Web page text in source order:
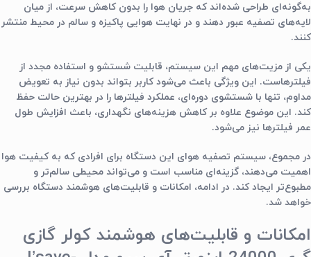
به‌گونه‌ای طراحی شده‌اند که جریان هوا را بدون کاهش سرعت، از میان
لایه‌های تصفیه عبور دهند و در نهایت هوایی پاکیزه و سالم در محیط منتشر
کنند.
یکی از مزیت‌های مهم این سیستم، قابلیت شستشو و استفاده مجدد از
فیلترهاست. این ویژگی باعث می‌شود کاربر بتواند بدون نیاز به تعویض
مداوم، تنها با شستشوی دوره‌ای، عملکرد فیلترها را در بهترین حالت حفظ
کند. این موضوع علاوه بر کاهش هزینه‌های نگهداری، باعث افزایش طول
عمر فیلترها نیز می‌شود.
در مجموع، سیستم تصفیه هوای این دستگاه برای افرادی که به کیفیت هوا
اهمیت می‌دهند، گزینه‌ای مناسب است و می‌تواند محیطی سالم‌تر و
مطبوع‌تر ایجاد کند. در ادامه، امکانات و قابلیت‌های هوشمند دستگاه بررسی
خواهد شد.
امکانات و قابلیت‌های هوشمند کولر گازی